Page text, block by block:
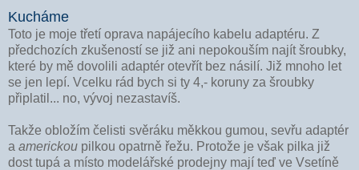
Kucháme
Toto je moje třetí oprava napájecího kabelu adaptéru. Z
předchozích zkušeností se již ani nepokouším najít šroubky,
které by mě dovolili adaptér otevřít bez násilí. Již mnoho let
se jen lepí. Vcelku rád bych si ty 4,- koruny za šroubky
připlatil... no, vývoj nezastavíš.
Takže obložím čelisti svěráku měkkou gumou, sevřu adaptér
a americkou pilkou opatrně řežu. Protože je však pilka již
dost tupá a místo modelářské prodejny mají teď ve Vsetíně